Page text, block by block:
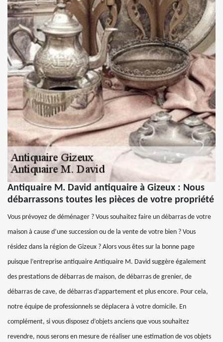
Antiquaire M. David antiquaire à Gizeux : Nous
débarrassons toutes les pièces de votre propriété
Vous prévoyez de déménager ? Vous souhaitez faire un débarras de votre
maison à cause d’une succession ou de la vente de votre bien ? Vous
résidez dans la région de Gizeux ? Alors vous êtes sur la bonne page
puisque l’entreprise antiquaire Antiquaire M. David suggère également
des prestations de débarras de maison, de débarras de grenier, de
débarras de cave, de débarras d’appartement et plus encore. Pour cela,
notre équipe de professionnels se déplacera à votre domicile. En
complément, si vous disposez d’objets anciens que vous souhaitez
revendre, nous serons en mesure de réaliser une estimation de vos objets